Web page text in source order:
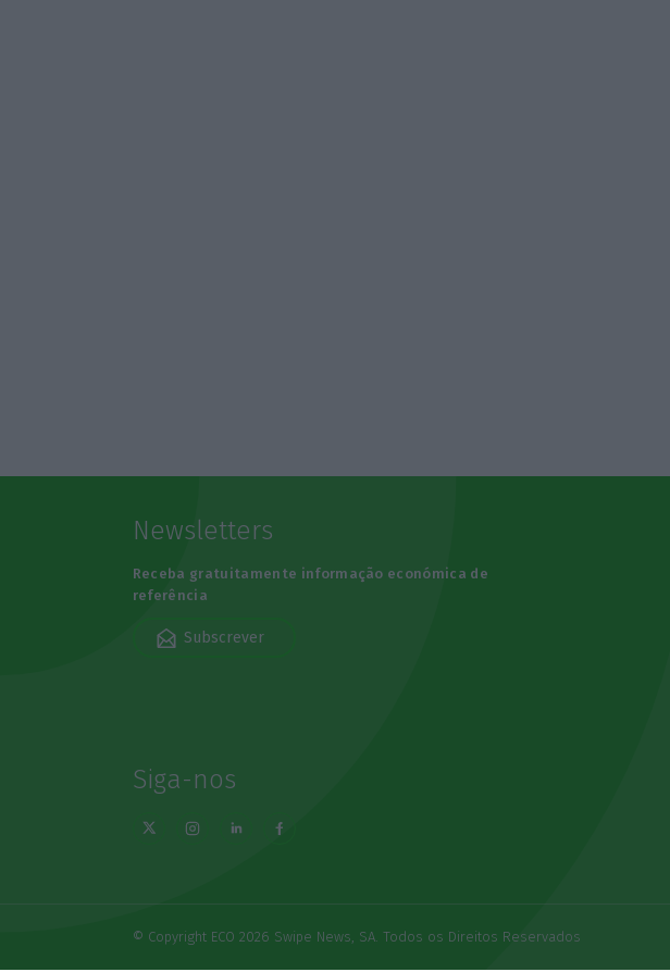
Newsletters
Receba gratuitamente informação económica de
referência
Subscrever
Siga-nos
© Copyright ECO 2026 Swipe News, SA. Todos os Direitos Reservados